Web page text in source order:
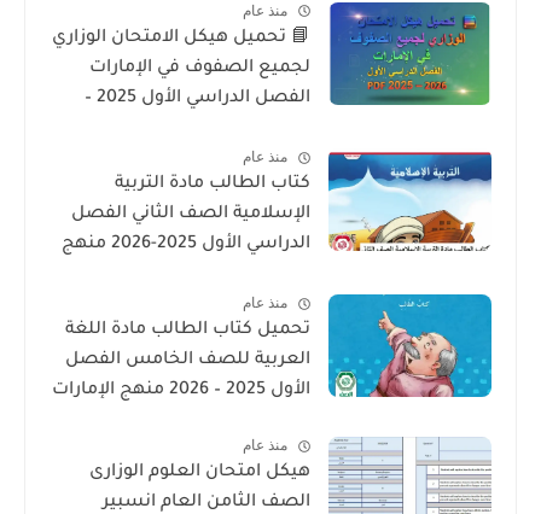
منذ عام
📘 تحميل هيكل الامتحان الوزاري
لجميع الصفوف في الإمارات
الفصل الدراسي الأول 2025 –
منذ عام
كتاب الطالب مادة التربية
الإسلامية الصف الثاني الفصل
الدراسي الأول 2025-2026 منهج
منذ عام
تحميل كتاب الطالب مادة اللغة
العربية للصف الخامس الفصل
الأول 2025 – 2026 منهج الإمارات
منذ عام
هيكل امتحان العلوم الوزارى
الصف الثامن العام انسبير